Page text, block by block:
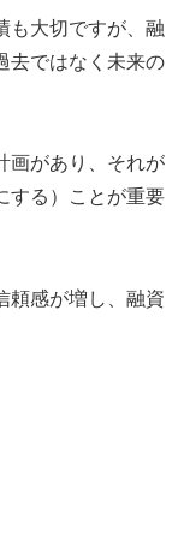
も大切ですが、融
去ではなく未来の
画があり、それが
する）ことが重要
頼感が増し、融資